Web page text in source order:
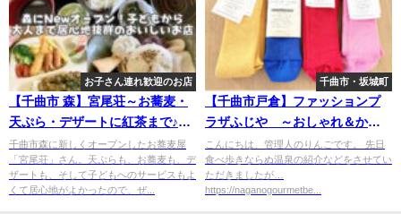
お子さん連れ歓迎のお店
【千曲市 森】宮尾荘～お蕎麦・
天ぷら・デザートに紅茶まで♪子
どもも長居できちゃうお蕎麦屋
さん～
千曲市森に新しくオープンしたお蕎麦屋
「宮尾荘」さん。天ぷらも、お蕎麦も、デ
ザートも、そして子どもへのサービスもよ
くて居心地がよかったので、ぜ...
千曲市・坂城町
【千曲市戸倉】ファッションプ
ラザふじや ～おしゃれ＆かわ
いい靴下・ハンカチなど♪見るだ
けでも楽しい！～
こんにちは、管理人のりんごです。 先日
食べ歩きならぬ温泉の紹介などをさせてい
ただきましたが…
https://naganogourmetbe...